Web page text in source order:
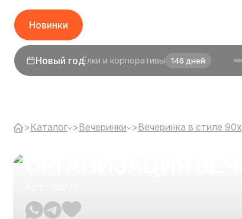
Новинки
1 сентябряДень знаний 24 дня
>Каталог >Вечеринки >Вечеринка в стиле 90х